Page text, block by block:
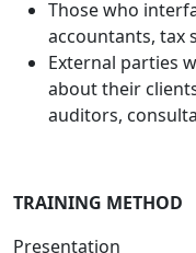
Those who
accountants, tax
External parties
about their
auditors,
TRAINING METHOD
Presentation